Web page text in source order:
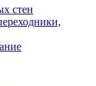
стен